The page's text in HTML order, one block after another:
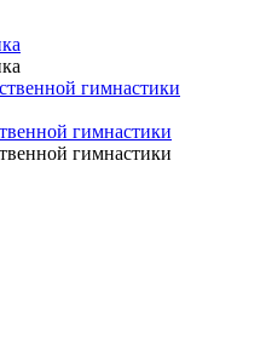
гимнастики
гимнастики
гимнастики